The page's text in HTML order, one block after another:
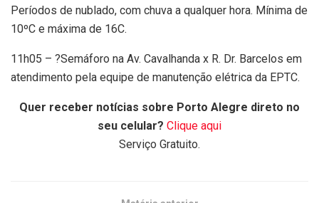
Períodos de nublado, com chuva a qualquer hora. Mínima de
10ºC e máxima de 16C.
11h05 – ?Semáforo na Av. Cavalhanda x R. Dr. Barcelos em
atendimento pela equipe de manutenção elétrica da EPTC.
Quer receber notícias sobre Porto Alegre direto no
seu celular? Clique aqui
Serviço Gratuito.